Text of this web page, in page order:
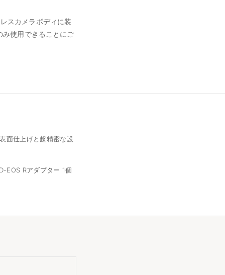
スカメラボディに装
使用できることにご
面仕上げと超精密な設
EOS Rアダプター 1個